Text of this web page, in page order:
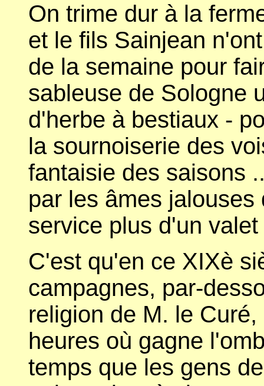
On trime dur à la
et le fils Sainjean
de la semaine pour
sableuse de Sologne
d'herbe à bestiaux -
la sournoiserie des
fantaisie des saisons
par les âmes
service plus d'un
C'est qu'en ce XIXè
campagnes, par-
religion de M. le
heures où gagne
temps que les gens